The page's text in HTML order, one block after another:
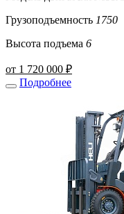
Грузоподъемность 1750
Высота подъема 6
от 1 720 000 ₽
Подробнее